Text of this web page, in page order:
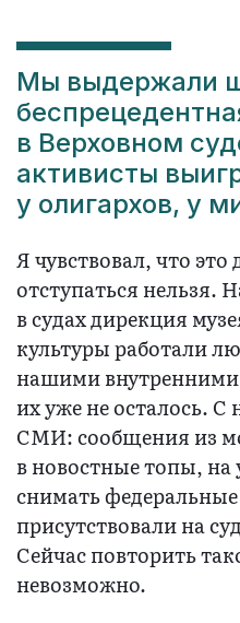
Мы выдержали
в Верховном
активисты
у олигархов, у
Я чувствовал, что
отступаться нельзя.
в судах дирекция
культуры работали
нашими
их уже не осталось.
СМИ: сообщения из
в новостные топы, на
снимать
присутствовали на
Сейчас повторить
невозможно.